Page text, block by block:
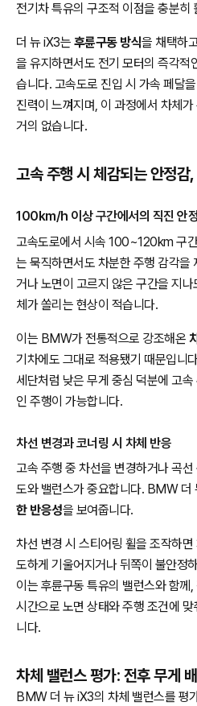
전기차 특유의 구조적 이점을 충분히
더 뉴 iX3는 후륜구동 방식을 채택하
을 유지하면서도 전기 모터의 즉각적
습니다. 고속도로 진입 시 가속 페달
진력이 느껴지며, 이 과정에서 차체
거의 없습니다.
고속 주행 시 체감되는 안정감
100km/h 이상 구간에서의 직진 안
고속도로에서 시속 100~120km 구
는 묵직하면서도 차분한 주행 감각을
거나 노면이 고르지 않은 구간을 지
체가 쏠리는 현상이 적습니다.
이는 BMW가 전통적으로 강조해온
기차에도 그대로 적용됐기 때문입니
세단처럼 낮은 무게 중심 덕분에 고
인 주행이 가능합니다.
차선 변경과 코너링 시 차체 반응
고속 주행 중 차선을 변경하거나 곡
도와 밸런스가 중요합니다. BMW 더
한 반응성을 보여줍니다.
차선 변경 시 스티어링 휠을 조작하
도하게 기울어지거나 뒤쪽이 불안정
이는 후륜구동 특유의 밸런스와 함께
시간으로 노면 상태와 주행 조건에
니다.
차체 밸런스 평가: 전후 무게
BMW 더 뉴 iX3의 차체 밸런스를 평